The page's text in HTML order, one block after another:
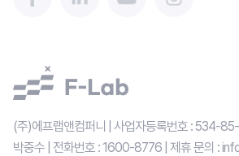
(주)에프랩앤컴퍼니 | 사업자등록번호 : 534-
박중수 | 전화번호 : 1600-8776 | 제휴 문의 :